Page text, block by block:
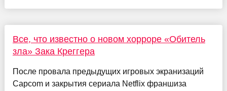
Все, что известно о новом хорроре «Обитель
зла» Зака Креггера
После провала предыдущих игровых экранизаций
Capcom и закрытия сериала Netflix франшиза